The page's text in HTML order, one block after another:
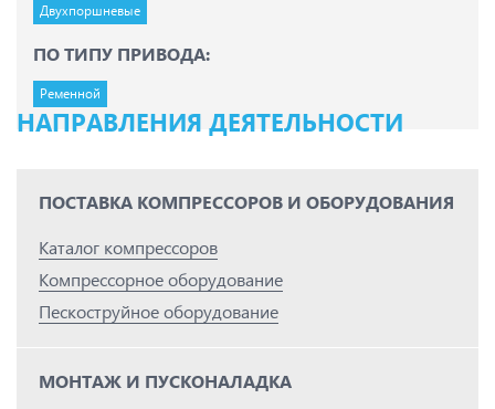
Двухпоршневые
ПО ТИПУ ПРИВОДА:
Ременной
НАПРАВЛЕНИЯ ДЕЯТЕЛЬНОСТИ
ПОСТАВКА КОМПРЕССОРОВ И ОБОРУДОВАНИЯ
Каталог компрессоров
Компрессорное оборудование
Пескоструйное оборудование
МОНТАЖ И ПУСКОНАЛАДКА